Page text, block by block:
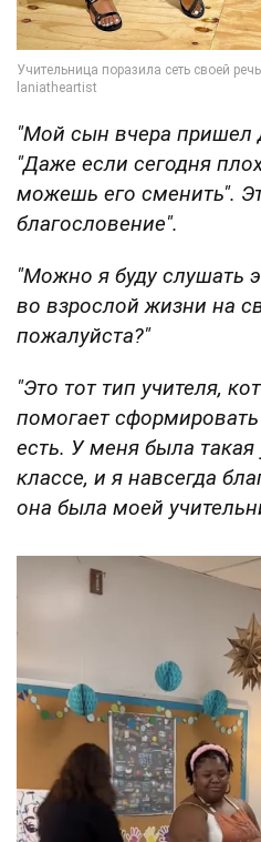
"Мой сын вчера пришел
"Даже если сегодня
можешь его сменить".
благословение".
"Можно я буду слушать
во взрослой жизни на
пожалуйста?"
"Это тот тип учителя,
помогает
есть. У меня была
классе, и я навсегда
она была моей